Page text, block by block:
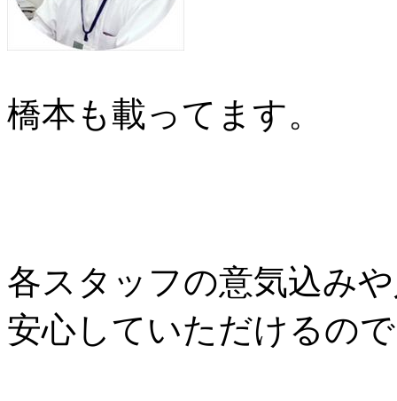
橋本も載ってます。
各スタッフの意気込み
安心していただけるの